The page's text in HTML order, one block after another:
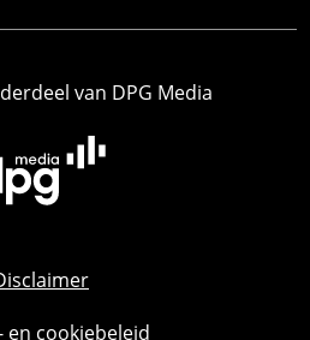
van DPG Media
en cookiebeleid